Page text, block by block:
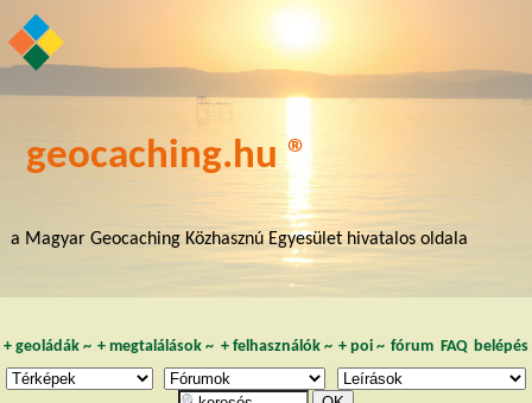
geocaching.hu ®
a Magyar Geocaching Közhasznú Egyesület hivatalos oldala
+ geoládák~ +megtalálások ~ + felhasználók~ + poi~ fórum FAQ belépés